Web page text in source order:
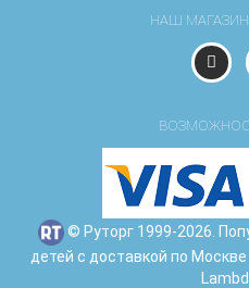
НАШ
© Руторг 1999-2026.
детей с доставкой по